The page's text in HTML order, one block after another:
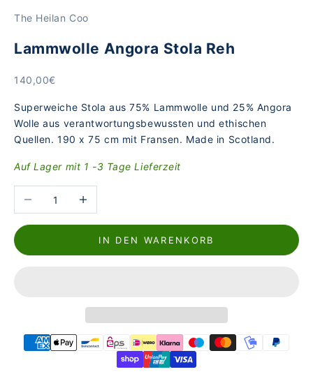
The Heilan Coo
Lammwolle Angora Stola Reh
Angebot
140,00€
Superweiche Stola aus 75% Lammwolle und 25% Angora
Wolle aus verantwortungsbewussten und ethischen
Quellen. 190 x 75 cm mit Fransen. Made in Scotland.
Auf Lager mit 1 -3 Tage Lieferzeit
Anzahl verringernAnzahl erhöhen
IN DEN WARENKORB